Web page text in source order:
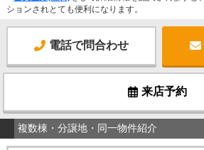
ションされとても便利になります。
電話で問合わせ
来店予約
複数棟・分譲地・同一物件紹介